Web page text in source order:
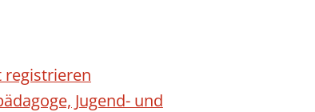
registrieren
Jugend- und